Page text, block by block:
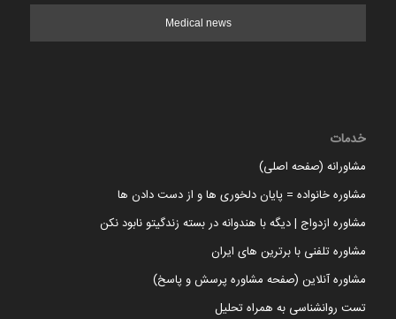
Medical news
خدمات
مشاورانه (صفحه اصلی)
مشاوره خانواده = پایان دلخوری ها و از دست دادن ها
مشاوره ازدواج | دیگه با هندوانه در بسته زندگیتو نابود نکن
مشاوره تلفنی با برترین های ایران
مشاوره آنلاین (صفحه مشاوره پرسش و پاسخ)
تست روانشناسی به همراه تحلیل